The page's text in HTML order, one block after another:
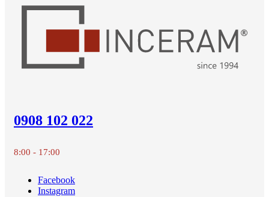
0908 102 022
8:00 - 17:00
Facebook
Instagram